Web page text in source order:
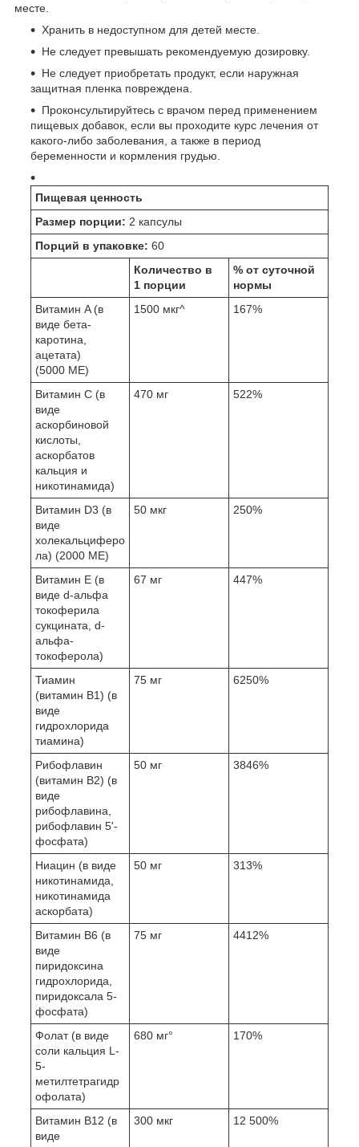
месте.
Хранить в недоступном для детей месте.
Не следует превышать рекомендуемую дозировку.
Не следует приобретать продукт, если наружная
защитная пленка повреждена.
Проконсультируйтесь с врачом перед применением
пищевых добавок, если вы проходите курс лечения от
какого-либо заболевания, а также в период
беременности и кормления грудью.
Пищевая ценность
Размер порции: 2 капсулы
Порций в упаковке: 60
Количество в
1 порции
% от суточной
нормы
Витамин A (в
виде бета-
каротина,
ацетата)
(5000 МЕ)
1500 мкг^ 167%
Витамин С (в
виде
аскорбиновой
кислоты,
аскорбатов
кальция и
никотинамида)
470 мг 522%
Витамин D3 (в
виде
холекальциферо
ла) (2000 МЕ)
50 мкг 250%
Витамин E (в
виде d-альфа
токоферила
сукцината, d-
альфа-
токоферола)
67 мг 447%
Тиамин
(витамин B1) (в
виде
гидрохлорида
тиамина)
75 мг 6250%
Рибофлавин
(витамин B2) (в
виде
рибофлавина,
рибофлавин 5'-
фосфата)
50 мг 3846%
Ниацин (в виде
никотинамида,
никотинамида
аскорбата)
50 мг 313%
Витамин B6 (в
виде
пиридоксина
гидрохлорида,
пиридоксала 5-
фосфата)
75 мг 4412%
Фолат (в виде
соли кальция L-
5-
метилтетрагидр
офолата)
680 мг° 170%
Витамин B12 (в
виде
300 мкг 12 500%